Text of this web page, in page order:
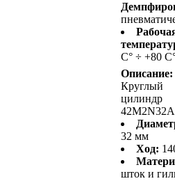
С° ÷ +80
Описание:
Круглый
цилиндр
32 мм
Ход:
шток и